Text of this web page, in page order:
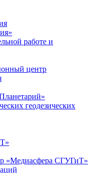
работе и
центр
геодезических
«Медиасфера СГУГиТ»